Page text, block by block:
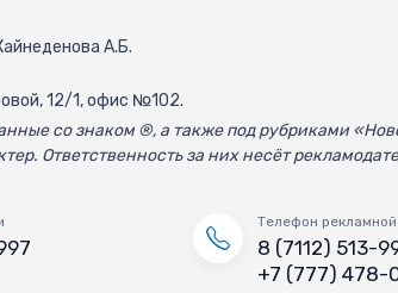
А.Б.
12/1, офис №102.
со знаком ®, а также под рубриками
Ответственность за них несёт
Телефон
8 (7112) 513-
+7 (777) 478-